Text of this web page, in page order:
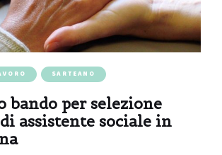
SARTEANO
bando per selezione
assistente sociale in